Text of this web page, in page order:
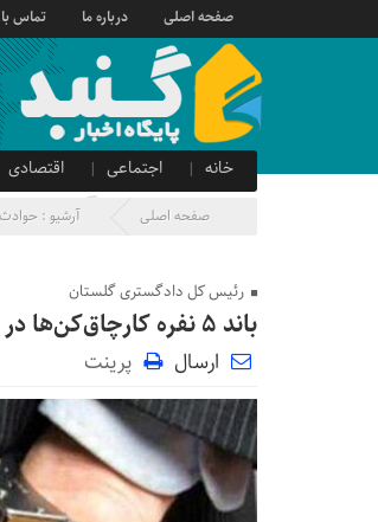
صفحه اصلی درباره ما تماس با
خانه اجتماعی اقتصادی
صدای شهروند
آگهی دولتی صفحه اصلی آرشیو :حوادث
رئیس کل دادگستری گلستان
باند ۵ نفره کارچاق‌کن‌ها در گلستان به دام افتادند
ارسال پرینت